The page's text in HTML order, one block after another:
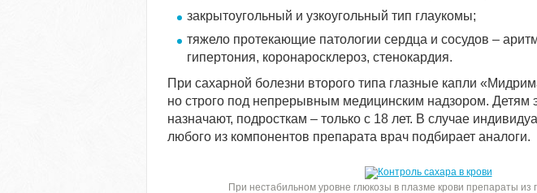
закрытоугольный и узкоугольный тип глаукомы;
тяжело протекающие патологии сердца и сосудов –
гипертония, коронаросклероз, стенокардия.
При сахарной болезни второго типа глазные капли
но строго под непрерывным медицинским надзором. Детям
назначают, подросткам – только с 18 лет. В случае
любого из компонентов препарата врач подбирает аналоги.
При нестабильном уровне глюкозы в плазме крови препараты из